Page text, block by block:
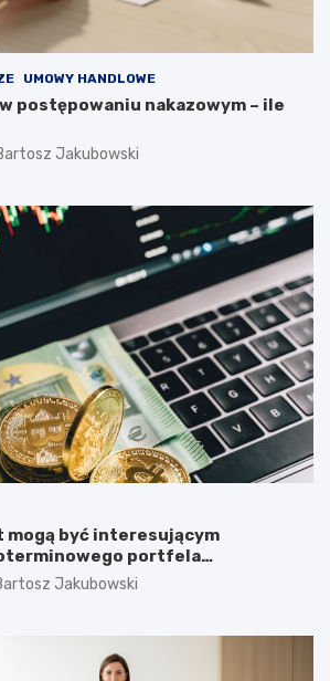
UMOWY HANDLOWE
postępowaniu nakazowym – ile
Jakubowski
mogą być interesującym
portfela
Jakubowski